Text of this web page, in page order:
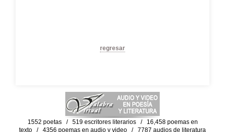
regresar
1552 poetas / 519 escritores literarios / 16,458 poemas en
texto / 4356 poemas en audio y video / 7787 audios de literatura